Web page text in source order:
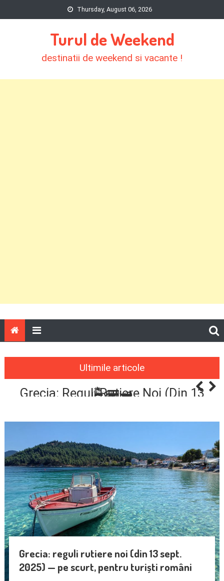
to
Thursday, August 06, 2026
Turul de Weekend
destinatii de weekend si vacante !
Ultimile articole
Thassos Fără Mașină – Plan Pe Zile
🏝️🚌🛥️
Grecia: Reguli Rutiere Noi (din 13
Români
Castelul Bran: Legendă, Turnuri,
Vedere La Munți!
Ghid Rapid Kos: Zia La Apus, Therma
+ Plaje Pt. Copii
Weekend La Thessaloniki: Istorie
Bizantină Și Apus Pe Mare
Thassos Fără Mașină – Plan Pe Zile
🏝️🚌🛥️
Grecia: Reguli Rutiere Noi (din 13
Grecia: reguli rutiere noi (din 13 sept.
2025) — pe scurt, pentru turiști români